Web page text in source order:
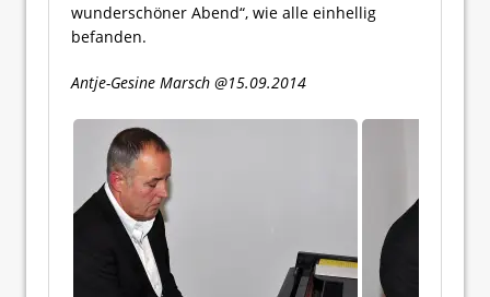
wunderschöner Abend“, wie alle einhellig
befanden.
Antje-Gesine Marsch @15.09.2014